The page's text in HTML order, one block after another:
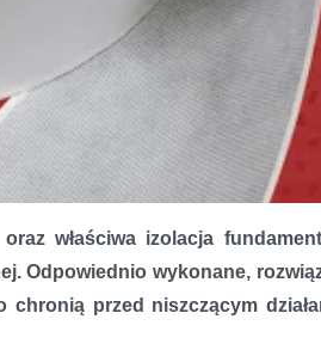
właściwa izolacja
Odpowiednio wykonane,
przed niszczącym